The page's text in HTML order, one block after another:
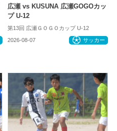
広瀬 vs KUSUNA 広瀬GOGOカッ
プ U-12
第13回 広瀬ＧＯＧＯカップ U-12
2026-08-07 サッカー